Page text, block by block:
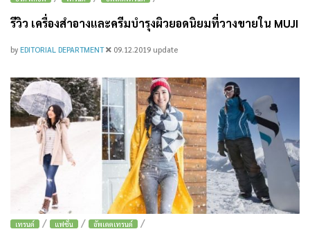
รีวิว เครื่องสำอางและครีมบำรุงผิวยอดนิยมที่วางขายใน MUJI
by EDITORIAL DEPARTMENT 09.12.2019 update
เทรนด์ / แฟชั่น / อัพเดตเทรนด์ /